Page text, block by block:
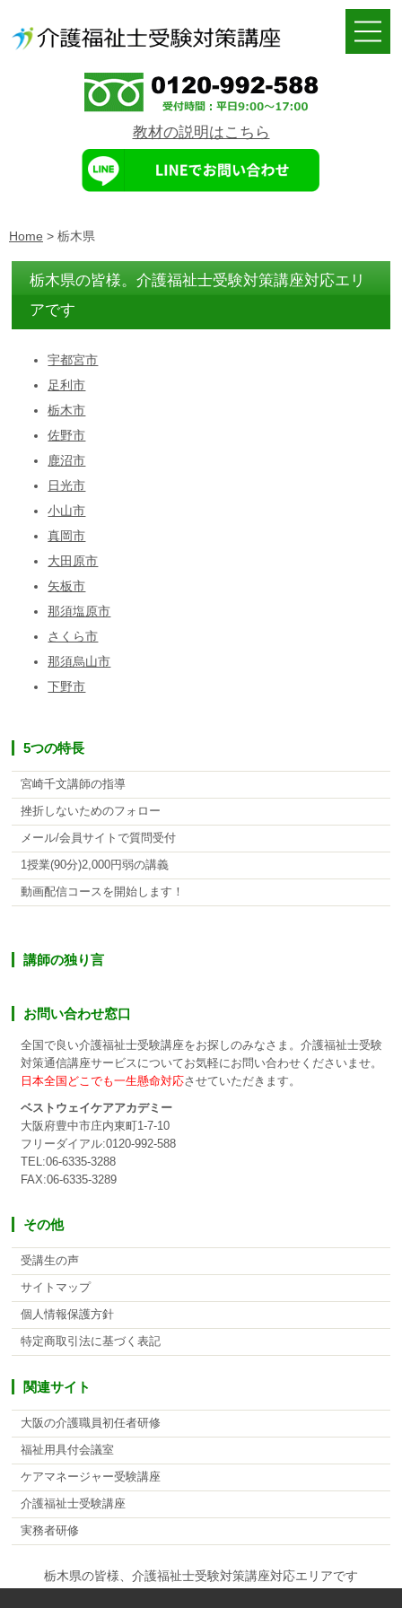
教材の説明はこちら
Home > 栃木県
栃木県の皆様。介護福祉士受験対策講座対応エリ
アです
宇都宮市
足利市
栃木市
佐野市
鹿沼市
日光市
小山市
真岡市
大田原市
矢板市
那須塩原市
さくら市
那須烏山市
下野市
5つの特長
宮崎千文講師の指導
挫折しないためのフォロー
メール/会員サイトで質問受付
1授業(90分)2,000円弱の講義
動画配信コースを開始します！
講師の独り言
お問い合わせ窓口
全国で良い介護福祉士受験講座をお探しのみなさま。介護福祉士受験
対策通信講座サービスについてお気軽にお問い合わせくださいませ。
日本全国どこでも一生懸命対応させていただきます。
ベストウェイケアアカデミー
大阪府豊中市庄内東町1-7-10
フリーダイアル:0120-992-588
TEL:06-6335-3288
FAX:06-6335-3289
その他
受講生の声
サイトマップ
個人情報保護方針
特定商取引法に基づく表記
関連サイト
大阪の介護職員初任者研修
福祉用具付会議室
ケアマネージャー受験講座
介護福祉士受験講座
実務者研修
栃木県の皆様、介護福祉士受験対策講座対応エリアです